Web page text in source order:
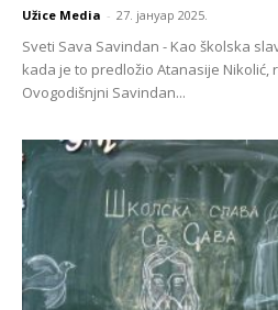
Užice Media - 27. јануар 2025.
Sveti Sava Savindan - Kao školska
kada je to predložio Atanasije Nikolić,
Ovogodišnjni Savindan...